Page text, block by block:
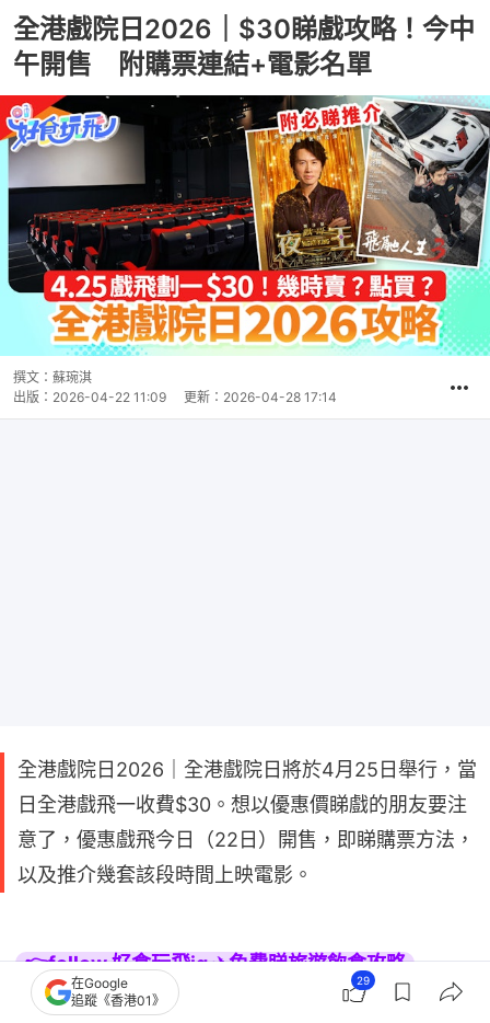
全港戲院日2026｜$30睇戲攻略！今中
午開售 附購票連結+電影名單
撰文： 蘇琬淇
出版： 2026-04-22 11:09 更新： 2026-04-28 17:14
全港戲院日2026｜全港戲院日將於4月25日舉行，當
日全港戲飛一收費$30。想以優惠價睇戲的朋友要注
意了，優惠戲飛今日（22日）開售，即睇購票方法，
以及推介幾套該段時間上映電影。
👉follow 好食玩飛ig ✈️免費睇旅遊飲食攻略
在Google
追蹤《香港01》
29